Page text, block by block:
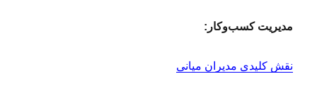
د
ی
مدیریت کسب‌وکار:
نقش کلیدی مدیران میانی